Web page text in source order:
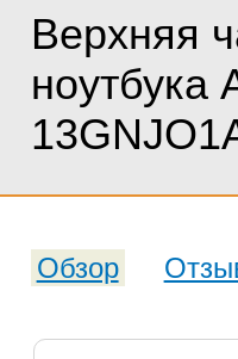
Верхняя
ноутбука
Обзор